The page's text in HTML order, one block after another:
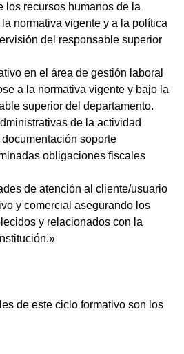
los recursos humanos de la
normativa vigente y a la política
del responsable superior
en el área de gestión laboral
a la normativa vigente y bajo la
superior del departamento.
de la actividad
soporte
obligaciones fiscales
de atención al cliente/usuario
y comercial asegurando los
y relacionados con la
de este ciclo formativo son los